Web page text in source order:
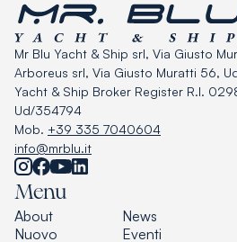
Mr Blu Yacht & Ship srl, Via Giusto
Arboreus srl, Via Giusto Muratti 56,
Yacht & Ship Broker Register R.I.
Ud/354794
Mob. +39 335 7040604
info@mrblu.it
Menu
About
Nuovo
News
Eventi